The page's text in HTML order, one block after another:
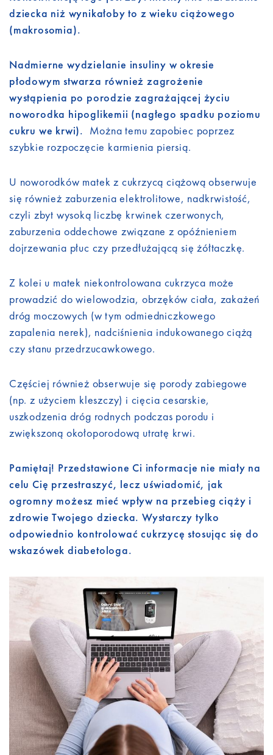
dziecka niż wynikałoby to z wieku ciążowego
(makrosomia).
Nadmierne wydzielanie insuliny w okresie
płodowym stwarza również zagrożenie
wystąpienia po porodzie zagrażającej życiu
noworodka hipoglikemii (nagłego spadku poziomu
cukru we krwi). Można temu zapobiec poprzez
szybkie rozpoczęcie karmienia piersią.
U noworodków matek z cukrzycą ciążową obserwuje
się również zaburzenia elektrolitowe, nadkrwistość,
czyli zbyt wysoką liczbę krwinek czerwonych,
zaburzenia oddechowe związane z opóźnieniem
dojrzewania płuc czy przedłużającą się żółtaczkę.
Z kolei u matek niekontrolowana cukrzyca może
prowadzić do wielowodzia, obrzęków ciała, zakażeń
dróg moczowych (w tym odmiedniczkowego
zapalenia nerek), nadciśnienia indukowanego ciążą
czy stanu przedrzucawkowego.
Częściej również obserwuje się porody zabiegowe
(np. z użyciem kleszczy) i cięcia cesarskie,
uszkodzenia dróg rodnych podczas porodu i
zwiększoną okołoporodową utratę krwi.
Pamiętaj! Przedstawione Ci informacje nie miały na
celu Cię przestraszyć, lecz uświadomić, jak
ogromny możesz mieć wpływ na przebieg ciąży i
zdrowie Twojego dziecka. Wystarczy tylko
odpowiednio kontrolować cukrzycę stosując się do
wskazówek diabetologa.